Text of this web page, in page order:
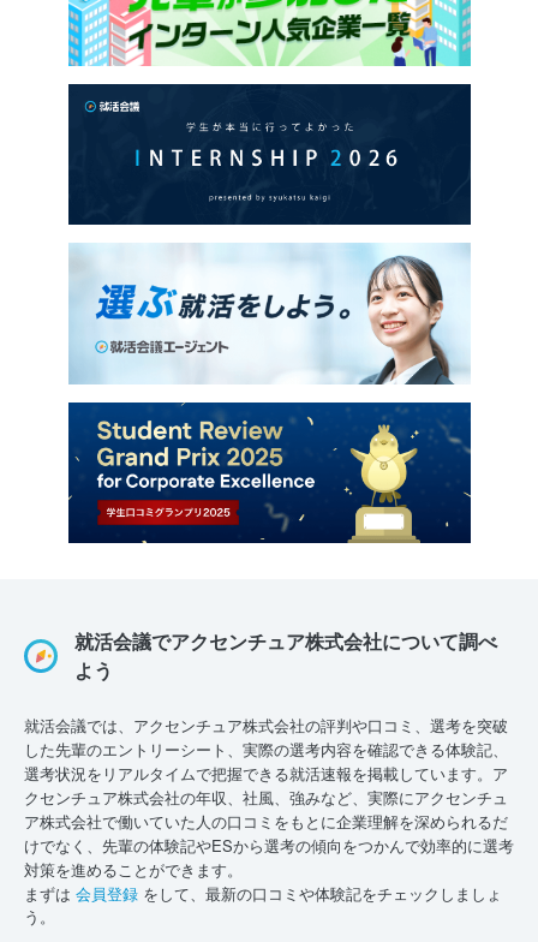
就活会議でアクセンチュア株式会社について調べ
よう
就活会議では、アクセンチュア株式会社の評判や口コミ、選考を突破
した先輩のエントリーシート、実際の選考内容を確認できる体験記、
選考状況をリアルタイムで把握できる就活速報を掲載しています。ア
クセンチュア株式会社の年収、社風、強みなど、実際にアクセンチュ
ア株式会社で働いていた人の口コミをもとに企業理解を深められるだ
けでなく、先輩の体験記やESから選考の傾向をつかんで効率的に選考
対策を進めることができます。
まずは 会員登録 をして、最新の口コミや体験記をチェックしましょ
う。